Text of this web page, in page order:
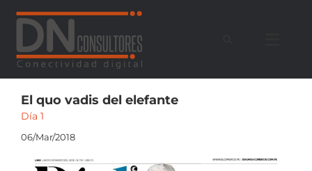
contenido
El quo vadis del elefante
Día 1
06/Mar/2018